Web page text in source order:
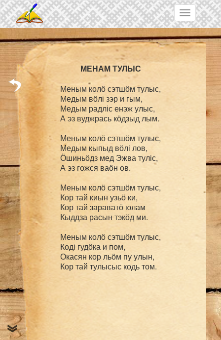
Skip to main content
Toggle
navigation
Меным колӧ сэтшӧм тулыс,
Медым вӧлі зэр и гым,
Медым радліс енэж улыс,
А эз вуджрась кӧдзыд лым.
Меным колӧ сэтшӧм тулыс,
Медым кыпыд вӧлі лов,
Ӧшиньӧдз мед Эжва туліс,
А эз гожся ваӧн ов.
Меным колӧ сэтшӧм тулыс,
Кор тай киын узьӧ ки,
Кор тай зараватӧ юлам
Кыддза расын тэкӧд ми.
Меным колӧ сэтшӧм тулыс,
Коді гудӧка и пом,
Окасян кор льӧм пу улын,